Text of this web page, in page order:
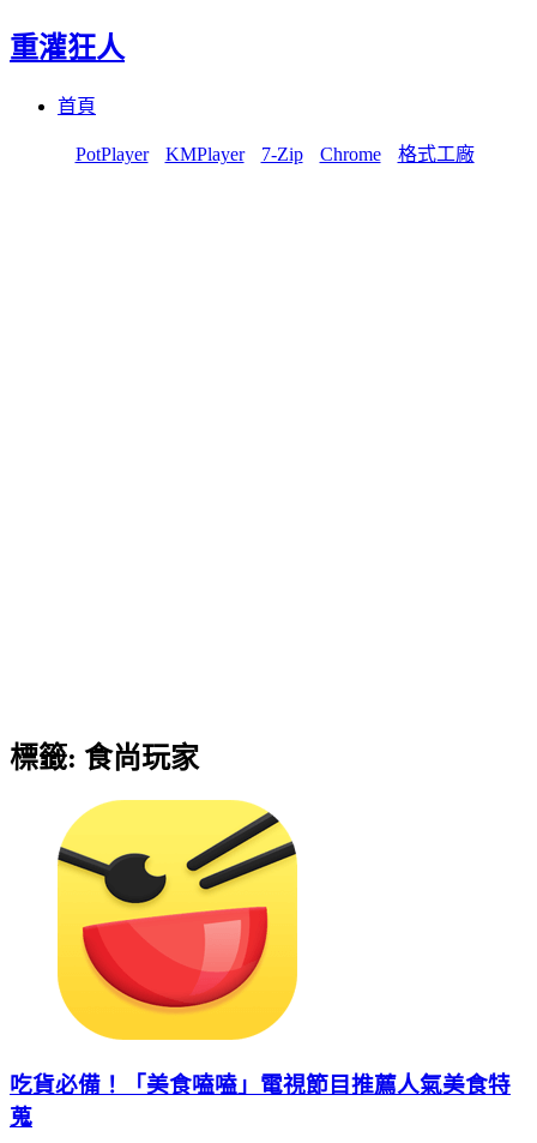
重灌狂人
首頁
PotPlayer KMPlayer 7-Zip Chrome 格式工廠
標籤: 食尚玩家
吃貨必備！「美食嗑嗑」電視節目推薦人氣美食特
蒐